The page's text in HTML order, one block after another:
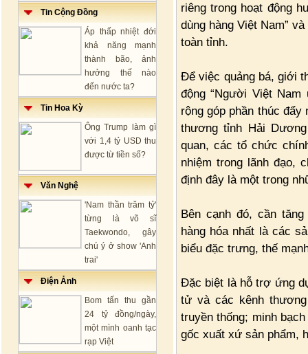
Tin Cộng Đồng
Áp thấp nhiệt đới
khả năng mạnh
thành bão, ảnh
hưởng thế nào
đến nước ta?
Tin Hoa Kỳ
Ông Trump làm gì
với 1,4 tỷ USD thu
được từ tiền số?
Văn Nghệ
'Nam thần trăm tỷ'
từng là võ sĩ
Taekwondo, gây
chú ý ở show 'Anh
trai'
Điện Ảnh
Bom tấn thu gần
24 tỷ đồng/ngày,
một mình oanh tạc
rạp Việt
riêng trong hoạt động
dùng hàng Việt Nam”
toàn tỉnh.
Để việc quảng bá, giới
động “Người Việt
rộng góp phần thúc
thương tỉnh Hải
quan, các tổ chức
nhiệm trong lãnh đạo,
định đây là một trong
Bên cạnh đó, cần
hàng hóa nhất là các
biểu đặc trưng, thế
Đặc biệt là hỗ trợ ứng
tử và các kênh
truyền thống; minh
gốc xuất xứ sản phẩm,